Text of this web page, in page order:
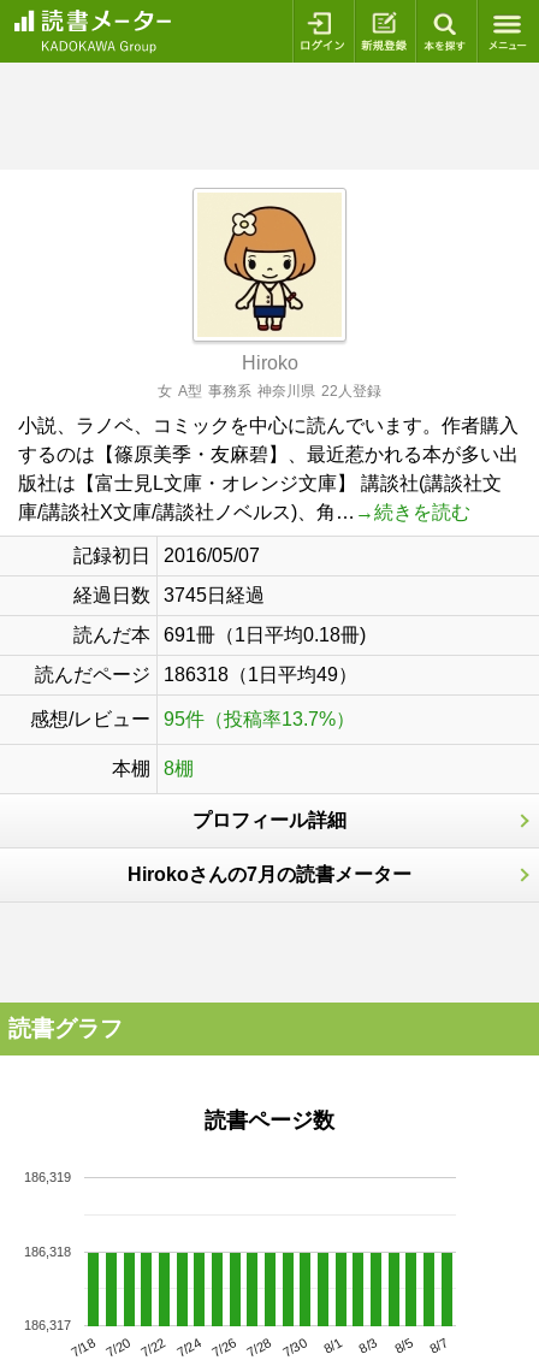
ログイン 新規登録
Hiroko
女 A型 事務系 神奈川県 22人登録
小説、ラノベ、コミックを中心に読んでいます。作者購入
するのは【篠原美季・友麻碧】、最近惹かれる本が多い出
版社は【富士見L文庫・オレンジ文庫】 講談社(講談社文
庫/講談社X文庫/講談社ノベルス)、角… →続きを読む
記録初日
2016/05/07
経過日数
3745日経過
読んだ本
691冊（1日平均0.18冊)
読んだページ
186318（1日平均49）
感想/レビュー 95件（投稿率13.7%）
本棚 8棚
プロフィール詳細
Hirokoさんの7月の読書メーター
読書グラフ
読書ページ数
7/18 7/20 7/22 7/24 7/26 7/28 7/30 8/1 8/3 8/5 8/7
186,317
186,318
186,319